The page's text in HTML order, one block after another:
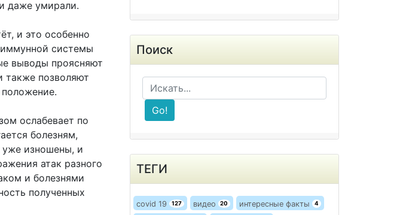
даже умирали.
и это особенно
иммунной системы
выводы проясняют
также позволяют
ослабевает по
болезням,
уже изношены, и
атак разного
и болезнями
полученных
Поиск
Go!
ТЕГИ
covid 19 127 видео 20 интересные факты 4